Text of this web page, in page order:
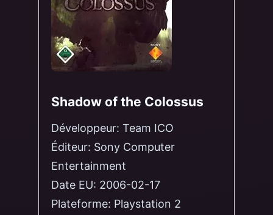
Shadow of the Colossus
Développeur: Team ICO
Éditeur: Sony Computer
Entertainment
Date EU: 2006-02-17
Plateforme: Playstation 2